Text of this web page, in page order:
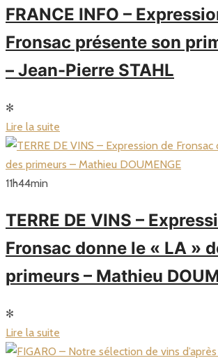
FRANCE INFO –
Fronsac présente son
– Jean-Pierre STAHL
✻
Lire la suite
11h44min
TERRE DE VINS –
Fronsac donne le « LA »
primeurs – Mathieu
✻
Lire la suite